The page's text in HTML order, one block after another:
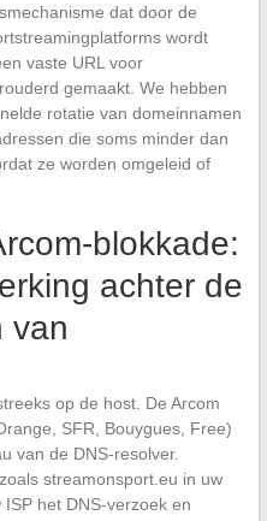
dat door de
wordt
vaste URL voor
gemaakt. We hebben
rotatie van domeinnamen
die soms minder dan
ze worden omgeleid of
blokkade:
achter de
van
op de host. De Arcom
SFR, Bouygues, Free)
van de DNS-resolver.
streamonsport.eu in uw
het DNS-verzoek en